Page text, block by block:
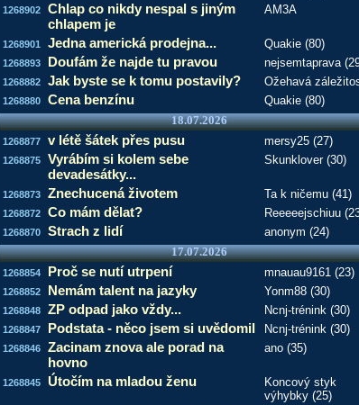
1268902
Chlap co nikdy nespal s jiným
chlapem je
AM3A
1268901 Jedna americká prodejna... Quakie (80)
1268893
Doufám že najde tu pravou nejsemtaprava
1268882
Jak byste se k tomu postavily? Ožehavá
1268880
Cena benzínu Quakie (80)
18.07.2026
1268877 v létě šátek přes pusu mersy25 (27)
1268875
Vyrábím si kolem sebe
devadesátky...
Skunklover (30)
1268873 Znechucená životem Ta k ničemu (41)
1268872
Co mám dělat? Reeeeejschiuu
1268870
Strach z lidí anonym (24)
17.07.2026
1268854 Proč se nutí utrpení mnauau9161 (23)
1268852
Nemám talent na jazyky Yonm88 (30)
1268848
ZP odpad jako vždy... Ncnj-trénink (30)
1268847
Podstata - něco jsem si uvědomil Ncnj-trénink (30)
1268846
Zacinam znova ale porad na
hovno
ano (35)
1268845 Útočím na mladou ženu
Koncový styk
výhybky (25)